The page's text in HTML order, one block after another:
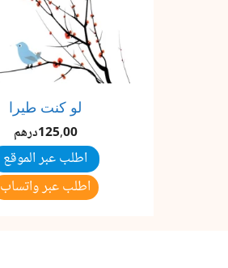
لو كنت طيرا
125,00درهم
اطلب عبر الموقع
اطلب عبر واتساب